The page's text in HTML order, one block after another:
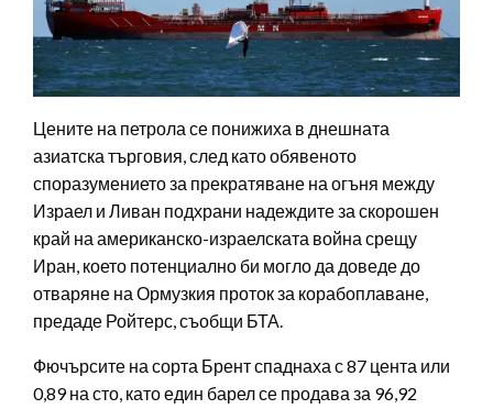
Цените на петрола се понижиха в днешната
азиатска търговия, след като обявеното
споразумението за прекратяване на огъня между
Израел и Ливан подхрани надеждите за скорошен
край на американско-израелската война срещу
Иран, което потенциално би могло да доведе до
отваряне на Ормузкия проток за корабоплаване,
предаде Ройтерс, съобщи БТА.
Фючърсите на сорта Брент спаднаха с 87 цента или
0,89 на сто, като един барел се продава за 96,92